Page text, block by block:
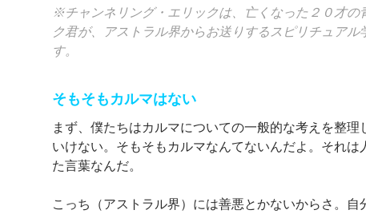
※チャンネリング・エリックは、亡くなった２０才の
ク君が、アストラル界からお送りするスピリチュアル
す。
そもそもカルマはない
まず、僕たちはカルマについての一般的な考えを整理
いけない。そもそもカルマなんてないんだよ。それは
た言葉なんだ。
こっち（アストラル界）には善悪とかないからさ。自